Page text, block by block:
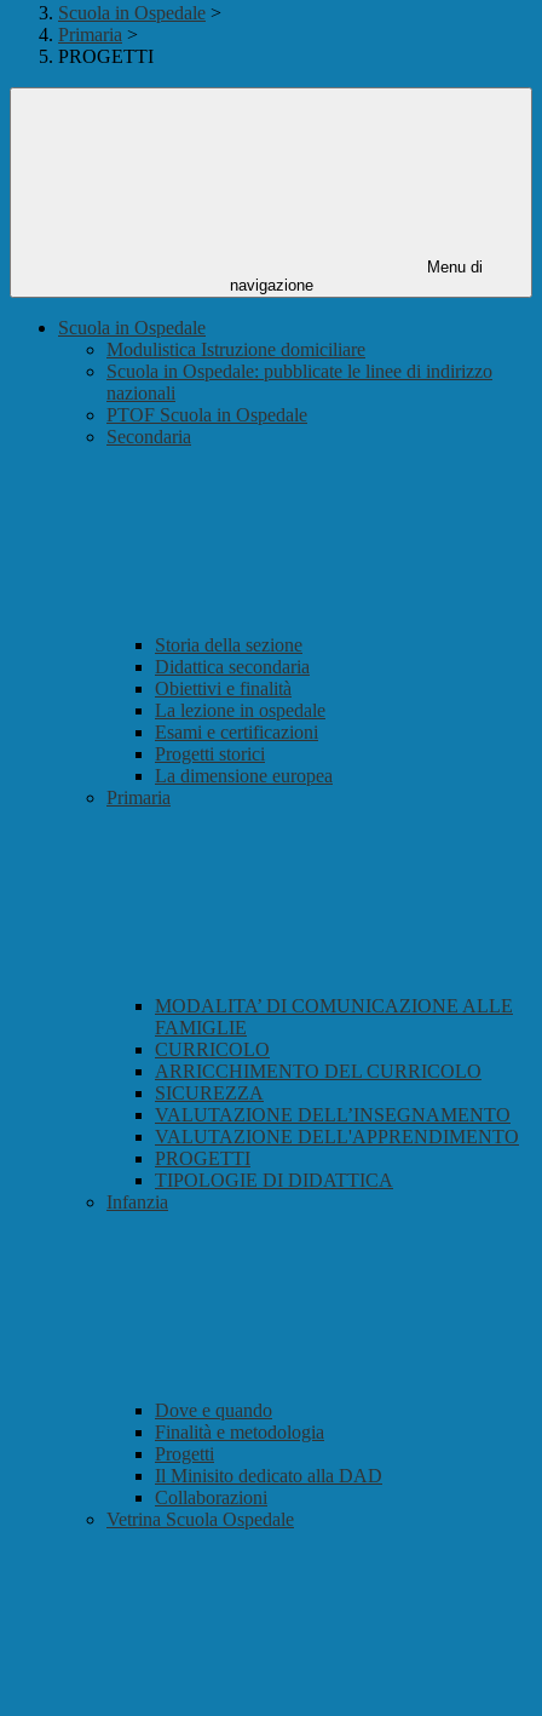
Scuola in Ospedale >
Primaria >
PROGETTI
Menu di
navigazione
Scuola in Ospedale
Modulistica Istruzione domiciliare
Scuola in Ospedale: pubblicate le linee di indirizzo
nazionali
PTOF Scuola in Ospedale
Secondaria
Storia della sezione
Didattica secondaria
Obiettivi e finalità
La lezione in ospedale
Esami e certificazioni
Progetti storici
La dimensione europea
Primaria
MODALITA’ DI COMUNICAZIONE ALLE
FAMIGLIE
CURRICOLO
ARRICCHIMENTO DEL CURRICOLO
SICUREZZA
VALUTAZIONE DELL’INSEGNAMENTO
VALUTAZIONE DELL'APPRENDIMENTO
PROGETTI
TIPOLOGIE DI DIDATTICA
Infanzia
Dove e quando
Finalità e metodologia
Progetti
Il Minisito dedicato alla DAD
Collaborazioni
Vetrina Scuola Ospedale